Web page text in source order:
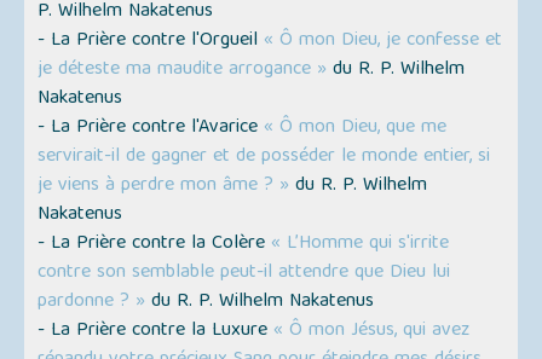
P. Wilhelm Nakatenus
- La Prière contre l'Orgueil « Ô mon Dieu, je confesse et
je déteste ma maudite arrogance » du R. P. Wilhelm
Nakatenus
- La Prière contre l'Avarice « Ô mon Dieu, que me
servirait-il de gagner et de posséder le monde entier, si
je viens à perdre mon âme ? » du R. P. Wilhelm
Nakatenus
- La Prière contre la Colère « L’Homme qui s'irrite
contre son semblable peut-il attendre que Dieu lui
pardonne ? » du R. P. Wilhelm Nakatenus
- La Prière contre la Luxure « Ô mon Jésus, qui avez